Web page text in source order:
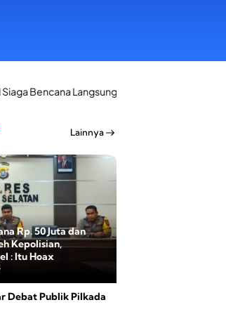
Salurkan Bantuan Korban Kebakaran di
Lainnya
Rp. 50 Juta dan
Kepolisian,
: Itu Hoax
Debat Publik Pilkada